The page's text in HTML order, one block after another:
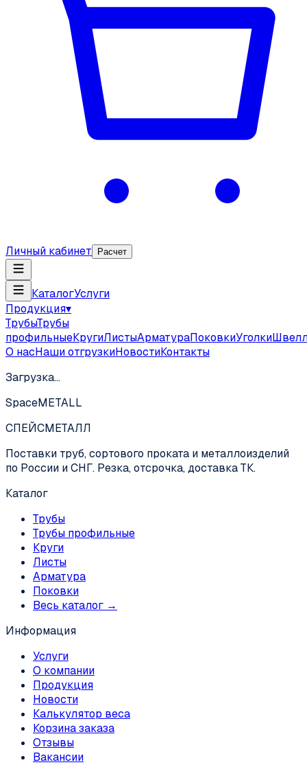
Личный кабинет Расчет
КаталогУслуги
Продукция▾
ТрубыТрубы
профильныеКругиЛистыАрматураПоковкиУголки
О насНаши отгрузкиНовостиКонтакты
Загрузка…
SpaceMETALL
СПЕЙСМЕТАЛЛ
Поставки труб, сортового проката и металлоизделий
по России и СНГ. Резка, отсрочка, доставка ТК.
Каталог
Трубы
Трубы профильные
Круги
Листы
Арматура
Поковки
Весь каталог →
Информация
Услуги
О компании
Продукция
Новости
Калькулятор веса
Корзина заказа
Отзывы
Вакансии